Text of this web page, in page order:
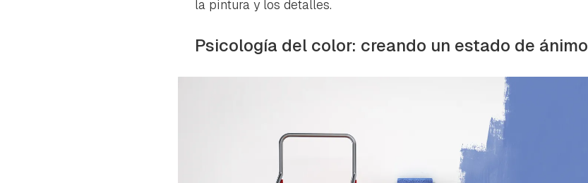
la pintura y los detalles.
Psicología del color: creando un estado de ánimo